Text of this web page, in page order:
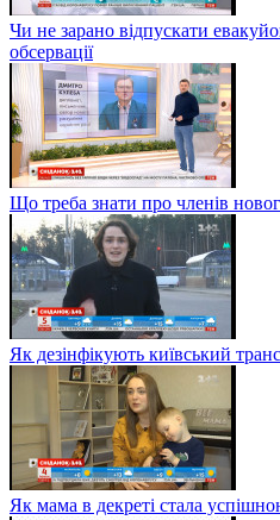
Чи не зарано відпускати
обсервації
Що треба знати про членів
Як дезінфікують київський
Як мама в декреті стала